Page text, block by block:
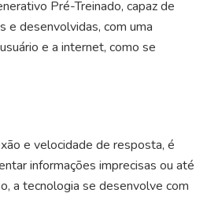
Pré-Treinado, capaz de
e desenvolvidas, com uma
e a internet, como se
e velocidade de resposta, é
informações imprecisas ou até
a tecnologia se desenvolve com